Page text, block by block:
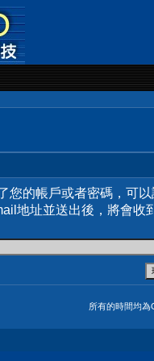
您的帳戶或者密碼，可
地址並送出後，將會收
所有的時間均為